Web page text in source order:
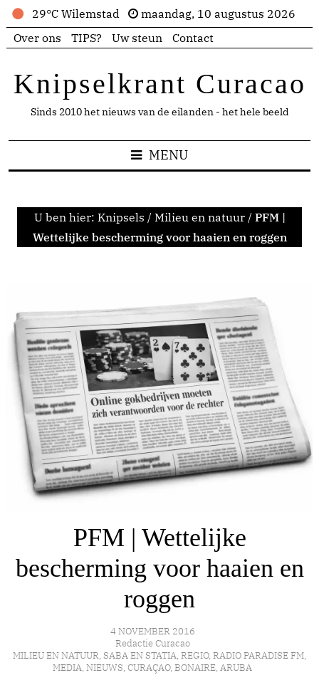
29°C Wilemstad
maandag, 10 augustus 2026
Over ons
TIPS? Uw steun Contact
Knipselkrant Curacao
Sinds 2010 het nieuws van de eilanden - het hele beeld
MENU
U ben hier: Knipsels / Milieu en natuur / PFM |
Wettelijke bescherming voor haaien en roggen
PFM | Wettelijke
bescherming voor haaien en
roggen
4 NOVEMBER 2016
Redactie Curacao
MILIEU EN NATUUR, SABA EN STATIA, REGIO, RADIO PARADISE FM,
MEDIA, NIEUWS, CURAÇAO, BONAIRE, ARUBA